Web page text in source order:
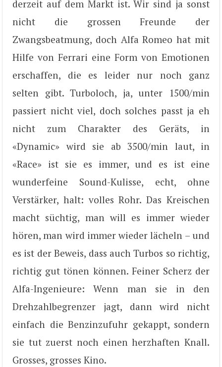
derzeit auf dem Markt ist. Wir sind ja sonst
nicht die grossen Freunde der
Zwangsbeatmung, doch Alfa Romeo hat mit
Hilfe von Ferrari eine Form von Emotionen
erschaffen, die es leider nur noch ganz
selten gibt. Turboloch, ja, unter 1500/min
passiert nicht viel, doch solches passt ja eh
nicht zum Charakter des Geräts, in
«Dynamic» wird sie ab 3500/min laut, in
«Race» ist sie es immer, und es ist eine
wunderfeine Sound-Kulisse, echt, ohne
Verstärker, halt: volles Rohr. Das Kreischen
macht süchtig, man will es immer wieder
hören, man wird immer wieder lächeln – und
es ist der Beweis, dass auch Turbos so richtig,
richtig gut tönen können. Feiner Scherz der
Alfa-Ingenieure: Wenn man sie in den
Drehzahlbegrenzer jagt, dann wird nicht
einfach die Benzinzufuhr gekappt, sondern
sie tut zuerst noch einen herzhaften Knall.
Grosses, grosses Kino.